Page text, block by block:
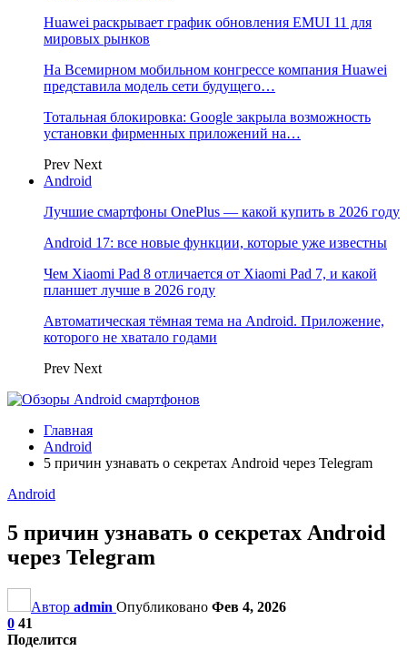
Huawei раскрывает график обновления EMUI 11 для
мировых рынков
На Всемирном мобильном конгрессе компания Huawei
представила модель сети будущего…
Тотальная блокировка: Google закрыла возможность
установки фирменных приложений на…
Prev Next
Android
Лучшие смартфоны OnePlus — какой купить в 2026 году
Android 17: все новые функции, которые уже известны
Чем Xiaomi Pad 8 отличается от Xiaomi Pad 7, и какой
планшет лучше в 2026 году
Автоматическая тёмная тема на Android. Приложение,
которого не хватало годами
Prev Next
Главная
Android
5 причин узнавать о секретах Android через Telegram
Android
5 причин узнавать о секретах Android
через Telegram
Автор admin Опубликовано Фев 4, 2026
0 41
Поделится